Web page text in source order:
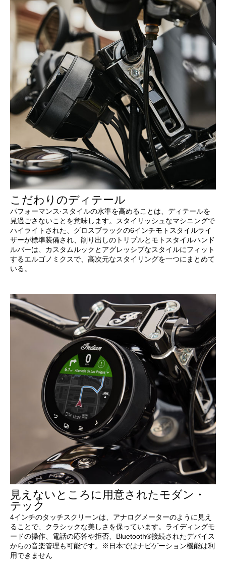
こだわりのディテール
パフォーマンス·スタイルの水準を高めることは、ディテールを
見過ごさないことを意味します。スタイリッシュなマシニングで
ハイライトされた、グロスブラックの6インチモトスタイルライ
ザーが標準装備され、削り出しのトリプルとモトスタイルハンド
ルバーは、カスタムルックとアグレッシブなスタイルにフィット
するエルゴノミクスで、高次元なスタイリングを一つにまとめて
いる。
見えないところに用意されたモダン・
テック
4インチのタッチスクリーンは、アナログメーターのように見え
ることで、クラシックな美しさを保っています。ライディングモ
ードの操作、電話の応答や拒否、Bluetooth®接続されたデバイス
からの音楽管理も可能です。※日本ではナビゲーション機能は利
用できません